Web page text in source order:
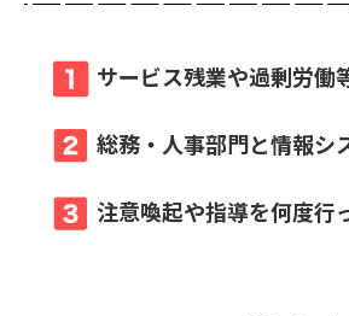
サービス残業や過剰労働
総務・人事部門と情報シ
注意喚起や指導を何度行